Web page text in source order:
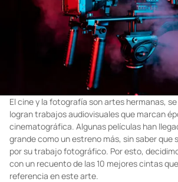
El cine y la fotografía son artes hermanas,
logran trabajos audiovisuales que marcan
cinematográfica. Algunas películas han
grande como un estreno más, sin saber que
por su trabajo fotográfico. Por esto,
con un recuento de las 10 mejores cintas
referencia en este arte.